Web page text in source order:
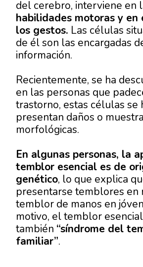
del cerebro, interviene en
habilidades motoras y
los gestos. Las células
de él son las encargadas
información.
Recientemente, se ha
en las personas que
trastorno, estas células se
presentan daños o
morfológicas.
En algunas personas, la
temblor esencial es de
genético, lo que explica
presentarse temblores en
temblor de manos en
motivo, el temblor
también “síndrome del
familiar”.